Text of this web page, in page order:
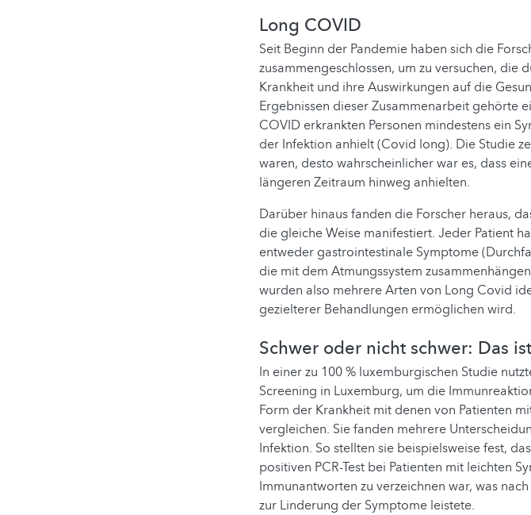
Long COVID
Seit Beginn der Pandemie haben sich die
zusammengeschlossen, um zu versuchen, die
Krankheit und ihre Auswirkungen auf die
Ergebnissen dieser Zusammenarbeit gehörte
COVID erkrankten Personen mindestens ein
der Infektion anhielt (Covid long). Die Studie
waren, desto wahrscheinlicher war es, dass
längeren Zeitraum hinweg anhielten.
Darüber hinaus fanden die Forscher heraus,
die gleiche Weise manifestiert. Jeder Patient
entweder gastrointestinale Symptome
die mit dem Atmungssystem
wurden also mehrere Arten von Long Covid
gezielterer Behandlungen ermöglichen wird.
Schwer oder nicht schwer: Das
In einer zu 100 % luxemburgischen Studie
Screening in Luxemburg, um die
Form der Krankheit mit denen von Patienten
vergleichen. Sie fanden mehrere
Infektion. So stellten sie beispielsweise fest,
positiven PCR-Test bei Patienten mit leichten
Immunantworten zu verzeichnen war, was
zur Linderung der Symptome leistete.